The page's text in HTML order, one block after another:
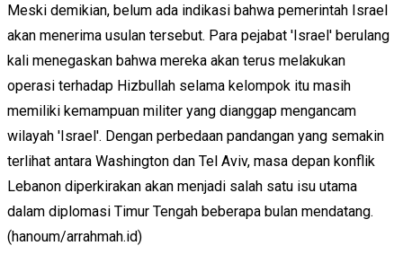
Meski demikian, belum ada indikasi bahwa pemerintah Israel
akan menerima usulan tersebut. Para pejabat 'Israel' berulang
kali menegaskan bahwa mereka akan terus melakukan
operasi terhadap Hizbullah selama kelompok itu masih
memiliki kemampuan militer yang dianggap mengancam
wilayah 'Israel'. Dengan perbedaan pandangan yang semakin
terlihat antara Washington dan Tel Aviv, masa depan konflik
Lebanon diperkirakan akan menjadi salah satu isu utama
dalam diplomasi Timur Tengah beberapa bulan mendatang.
(hanoum/arrahmah.id)